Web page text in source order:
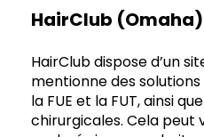
HairClub (Omaha)
HairClub dispose d’un
mentionne des
la FUE et la FUT, ainsi
chirurgicales. Cela peut